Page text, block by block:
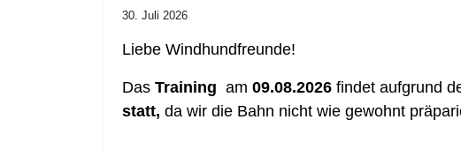
30. Juli 2026
Liebe Windhundfreunde!
Das Training am 09.08.2026 findet aufgrund
statt, da wir die Bahn nicht wie gewohnt